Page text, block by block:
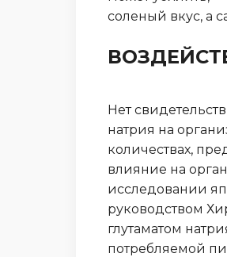
соленый вкус, а
Нет
натрия на
количествах,
влияние на
исследовании
руководством
глутаматом
потребляемой